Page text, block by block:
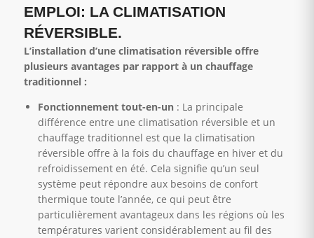
EMPLOI: LA CLIMATISATION
RÉVERSIBLE.
L’installation d’une climatisation réversible offre
plusieurs avantages par rapport à un chauffage
traditionnel :
Fonctionnement tout-en-un : La principale
différence entre une climatisation réversible et un
chauffage traditionnel est que la climatisation
réversible offre à la fois du chauffage en hiver et du
refroidissement en été. Cela signifie qu’un seul
système peut répondre aux besoins de confort
thermique toute l’année, ce qui peut être
particulièrement avantageux dans les régions où les
températures varient considérablement au fil des